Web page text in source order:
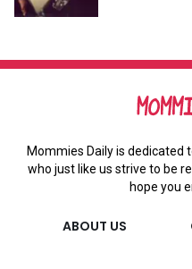
Mommies Daily is dedicated
who just like us strive to be
hope you
ABOUT US